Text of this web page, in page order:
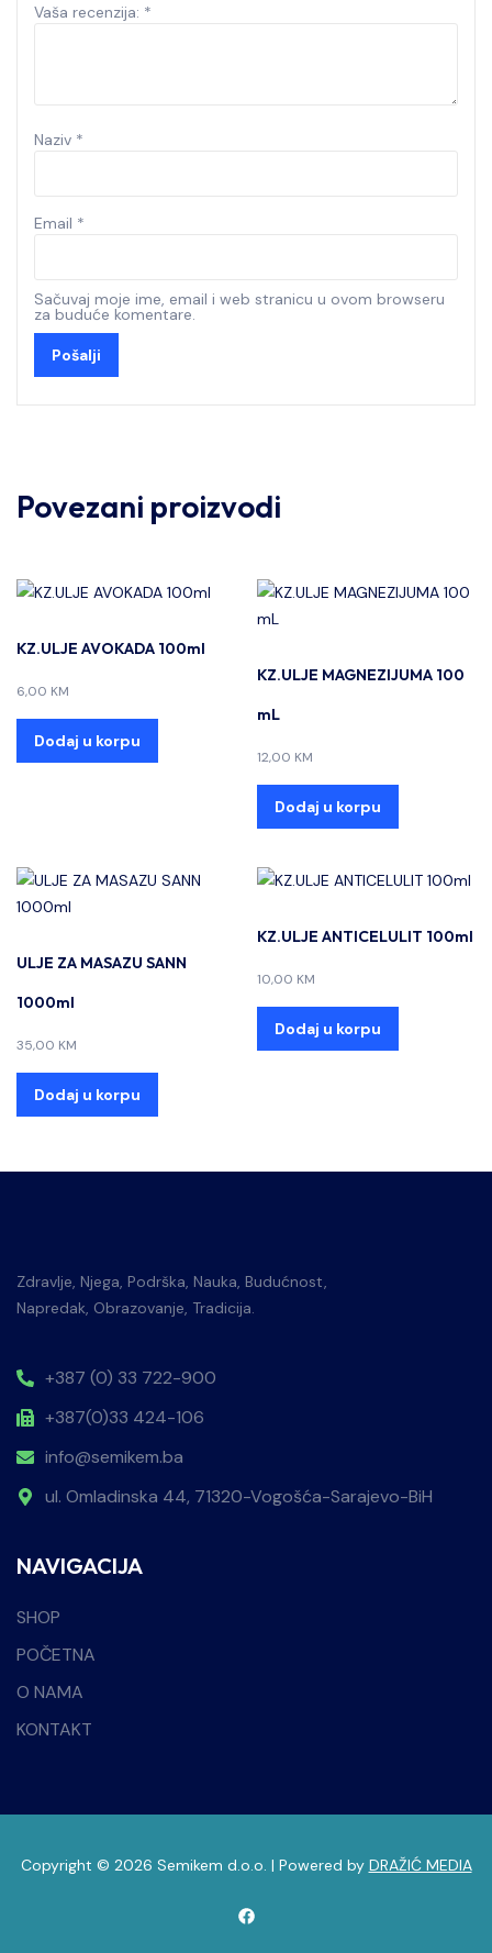
Vaša recenzija: *
Naziv *
Email *
Sačuvaj moje ime, email i web stranicu u ovom browseru
za buduće komentare.
Povezani proizvodi
KZ.ULJE AVOKADA 100ml
6,00 KM
Dodaj u korpu
KZ.ULJE MAGNEZIJUMA 100
mL
12,00 KM
Dodaj u korpu
ULJE ZA MASAZU SANN
1000ml
35,00 KM
Dodaj u korpu
KZ.ULJE ANTICELULIT 100ml
10,00 KM
Dodaj u korpu
Zdravlje, Njega, Podrška, Nauka, Budućnost,
Napredak, Obrazovanje, Tradicija.
+387 (0) 33 722-900
+387(0)33 424-106
info@semikem.ba
ul. Omladinska 44, 71320-Vogošća-Sarajevo-BiH
NAVIGACIJA
SHOP
POČETNA
O NAMA
KONTAKT
Copyright © 2026 Semikem d.o.o. | Powered by DRAŽIĆ MEDIA